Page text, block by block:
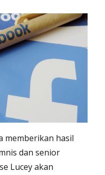
memberikan hasil
dan senior
Lucey akan